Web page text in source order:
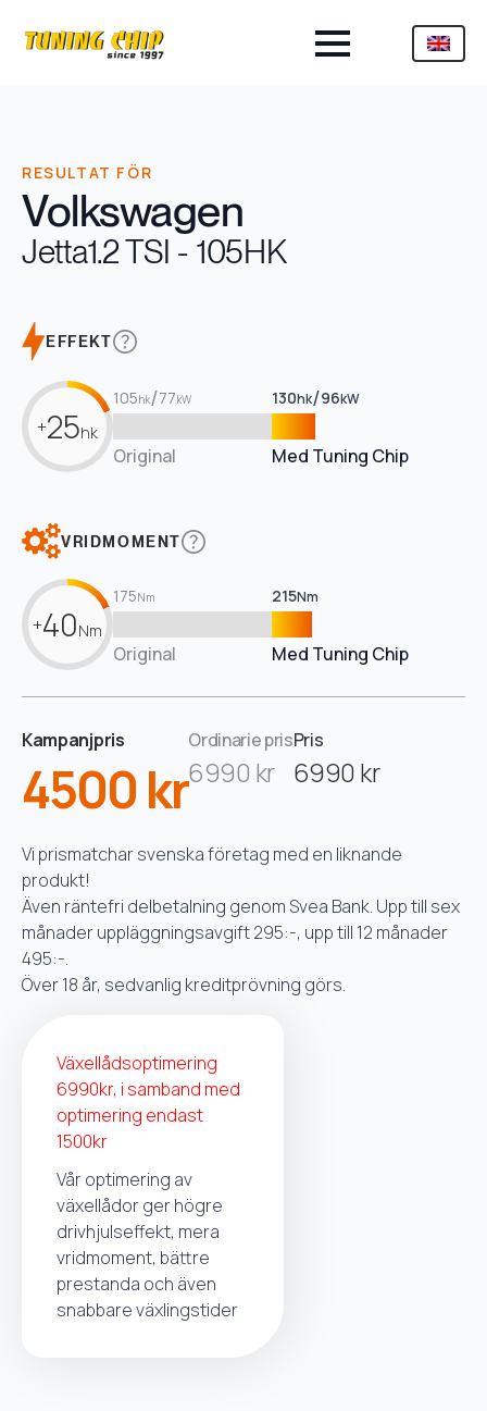
RESULTAT FÖR
Volkswagen
Jetta1.2 TSI - 105HK
EFFEKT
+25hk
105hk/77kW 130hk/96kW
Original Med Tuning Chip
VRIDMOMENT
+40Nm
175Nm 215Nm
Original Med Tuning Chip
Kampanjpris
4500 kr
Ordinarie pris
6990 kr
Pris
6990 kr
Vi prismatchar svenska företag med en liknande
produkt!
Även räntefri delbetalning genom Svea Bank. Upp till sex
månader uppläggningsavgift 295:-, upp till 12 månader
495:-.
Över 18 år, sedvanlig kreditprövning görs.
Växellådsoptimering
6990kr, i samband med
optimering endast
1500kr
Vår optimering av
växellådor ger högre
drivhjulseffekt, mera
vridmoment, bättre
prestanda och även
snabbare växlingstider